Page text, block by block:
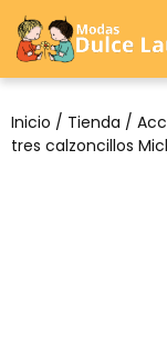
Inicio / Tienda /
tres calzoncillos